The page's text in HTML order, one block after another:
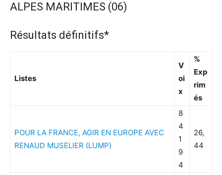
ALPES MARITIMES (06)
Résultats définitifs*
Listes
V
oi
x
%
Exp
rim
és
POUR LA FRANCE, AGIR EN EUROPE AVEC
RENAUD MUSELIER (LUMP)
8
4
1
9
4
26,
44